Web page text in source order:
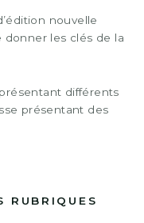
nouvelle
les clés de la
différents
présentant des
RUBRIQUES